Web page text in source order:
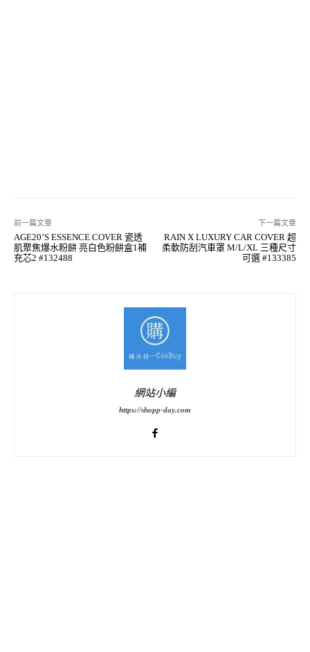
前一篇文章
AGE20’S ESSENCE COVER 瓷透
肌聚焦爆水粉餅 亮白色粉餅盒1補
充芯2 #132488
下一篇文章
RAIN X LUXURY CAR COVER 超
柔軟防刮汽車罩 M/L/XL 三種尺寸
可選 #133385
網站小編
https://shopp-day.com